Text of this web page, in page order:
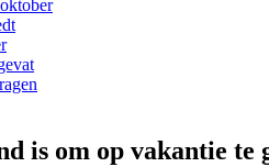
is om op vakantie te